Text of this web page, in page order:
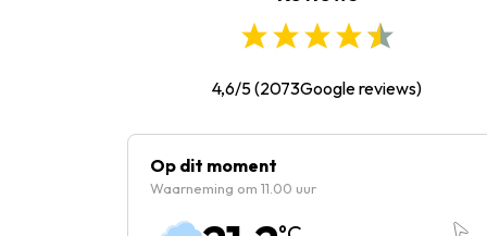
10:00-16:30
Vrijdag :10:00-
Zaterdag :
4,6/5(2073Google reviews)
Op dit moment
Waarneming om 11.00 uur